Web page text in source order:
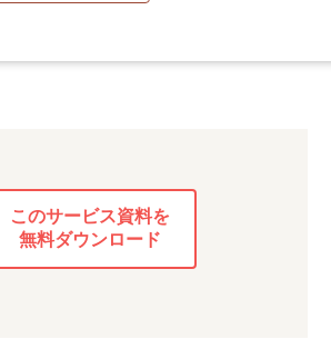
このサービス資料を
無料ダウンロード